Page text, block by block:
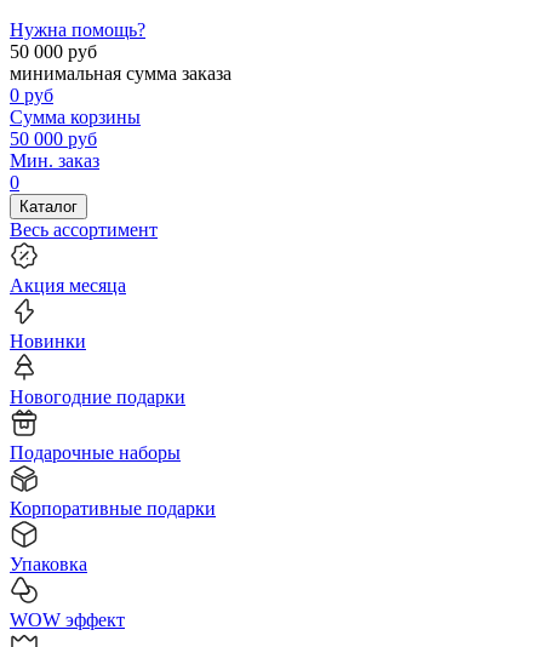
Нужна помощь?
50 000 руб
минимальная сумма заказа
0 руб
Сумма корзины
50 000 руб
Мин. заказ
0
Каталог
Весь ассортимент
Акция месяца
Новинки
Новогодние подарки
Подарочные наборы
Корпоративные подарки
Упаковка
WOW эффект